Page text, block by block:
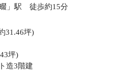
」駅 徒歩約15分
31.46坪)
坪)
造3階建